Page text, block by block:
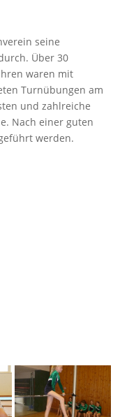
seine
Über 30
waren mit
Turnübungen am
und zahlreiche
Nach einer guten
werden.